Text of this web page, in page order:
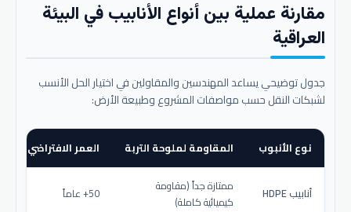
مقارنة عملية بين أنواع الأنابيب في البيئة
العراقية
جدول توضيحي يساعد المهندسين والمقاولين في اختيار الحل الأنسب
لشبكات النقل حسب مواصفات المشروع وطبيعة الأرض:
نوع الأنبوب المقاومة لملوحة التربة العمر الافتراضي
أنابيب HDPE
ممتازة جداً (مقاومة
كيميائية كاملة)
50+ عاماً